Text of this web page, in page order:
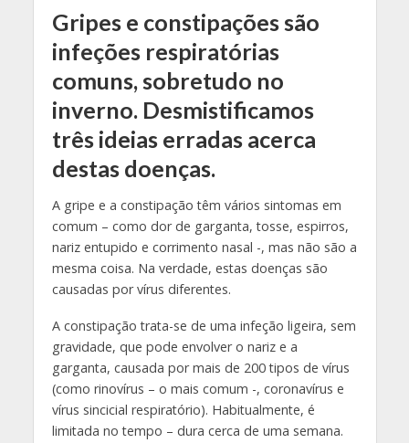
Gripes e constipações são
infeções respiratórias
comuns, sobretudo no
inverno. Desmistificamos
três ideias erradas acerca
destas doenças.
A gripe e a constipação têm vários sintomas em
comum – como dor de garganta, tosse, espirros,
nariz entupido e corrimento nasal -, mas não são a
mesma coisa. Na verdade, estas doenças são
causadas por vírus diferentes.
A constipação trata-se de uma infeção ligeira, sem
gravidade, que pode envolver o nariz e a
garganta, causada por mais de 200 tipos de vírus
(como rinovírus – o mais comum -, coronavírus e
vírus sincicial respiratório). Habitualmente, é
limitada no tempo – dura cerca de uma semana.